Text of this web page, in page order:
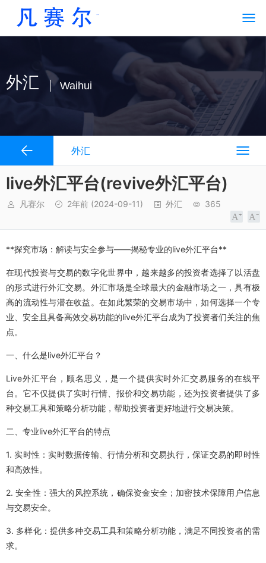
外汇 Waihui
外汇
live外汇平台(revive外汇平台)
凡赛尔 2年前 (2024-09-11) 外汇 365
**探究市场：解读与安全参与——揭秘专业的live外汇平台**
在现代投资与交易的数字化世界中，越来越多的投资者选择了以活盘
的形式进行外汇交易。外汇市场是全球最大的金融市场之一，具有极
高的流动性与潜在收益。在如此繁荣的交易市场中，如何选择一个专
业、安全且具备高效交易功能的live外汇平台成为了投资者们关注的焦
点。
一、什么是live外汇平台？
Live外汇平台，顾名思义，是一个提供实时外汇交易服务的在线平
台。它不仅提供了实时行情、报价和交易功能，还为投资者提供了多
种交易工具和策略分析功能，帮助投资者更好地进行交易决策。
二、专业live外汇平台的特点
1. 实时性：实时数据传输、行情分析和交易执行，保证交易的即时性
和高效性。
2. 安全性：强大的风控系统，确保资金安全；加密技术保障用户信息
与交易安全。
3. 多样化：提供多种交易工具和策略分析功能，满足不同投资者的需
求。